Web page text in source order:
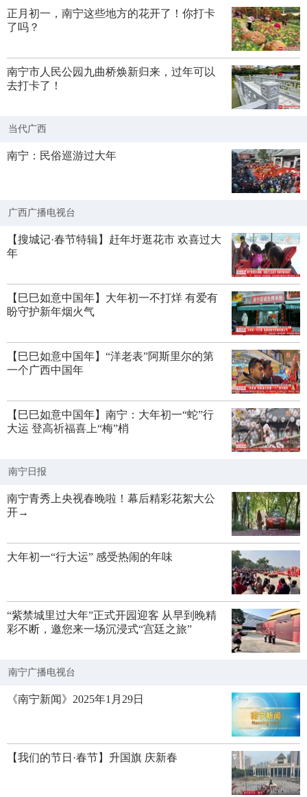
正月初一，南宁这些地方的花开了！你打卡
了吗？
南宁市人民公园九曲桥焕新归来，过年可以
去打卡了！
当代广西
南宁：民俗巡游过大年
广西广播电视台
【搜城记·春节特辑】赶年圩逛花市 欢喜过大
年
【巳巳如意中国年】大年初一不打烊 有爱有
盼守护新年烟火气
【巳巳如意中国年】“洋老表”阿斯里尔的第
一个广西中国年
【巳巳如意中国年】南宁：大年初一“蛇”行
大运 登高祈福喜上“梅”梢
南宁日报
南宁青秀上央视春晚啦！幕后精彩花絮大公
开→
大年初一“行大运” 感受热闹的年味
“紫禁城里过大年”正式开园迎客 从早到晚精
彩不断，邀您来一场沉浸式“宫廷之旅”
南宁广播电视台
《南宁新闻》2025年1月29日
【我们的节日·春节】升国旗 庆新春